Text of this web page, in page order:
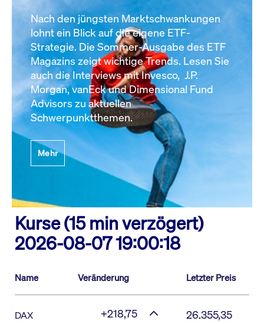
Nach den jüngsten Marktschwankungen
lohnt ein Blick auf die eigene ETF-
Strategie. Die Sommer-Ausgabe des ETF
Magazins zeigt wichtige Trends. Lesen Sie
auch die Interviews mit Invesco, J.P.
Morgan, vanEck und Dimensional Fund
Advisors zu aktuellen
Schwerpunktthemen.
Mehr
Kurse (15 min verzögert)
2026-08-07 19:00:18
Name Veränderung Letzter Preis
DAX +218,75 26.355,35